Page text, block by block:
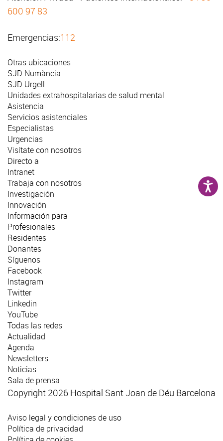
600 97 83
Emergencias:112
Otras ubicaciones
SJD Numància
SJD Urgell
Unidades extrahospitalarias de salud mental
Asistencia
Servicios asistenciales
Especialistas
Urgencias
Visítate con nosotros
Directo a
Intranet
Trabaja con nosotros
Investigación
Innovación
Información para
Profesionales
Residentes
Donantes
Síguenos
Facebook
Instagram
Twitter
Linkedin
YouTube
Todas las redes
Actualidad
Agenda
Newsletters
Noticias
Sala de prensa
Copyright 2026 Hospital Sant Joan de Déu Barcelona
Aviso legal y condiciones de uso
Política de privacidad